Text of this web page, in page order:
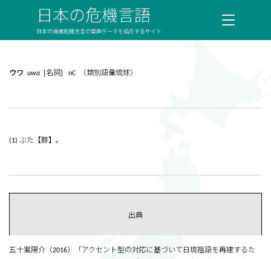
日本の危機言語
日本の消滅危機方言の音声データを紹介するサイト
ウワ uwa [名詞] nC （類別語彙琉球）
(1) ぶた【豚】。
出典
五十嵐陽介（2016）「アクセント型の対応に基づいて日琉祖語を再建するた